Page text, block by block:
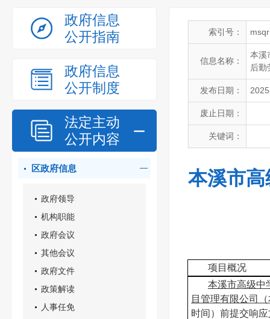
政府信息
公开指南
政府信息
公开制度
法定主动
公开内容
区政府信息
政府领导
机构职能
政府会议
其他会议
政府文件
政策解读
人事任免
索引号：
信息名称：
本溪
后勤
发布日期：
废止日期：
关键词：
本溪市
项目概况
本溪市高级中
目管理有限公司
时间）前提交响